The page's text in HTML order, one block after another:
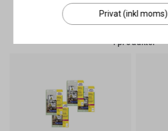
SORTERA
4 produkter
Privat (inkl moms)